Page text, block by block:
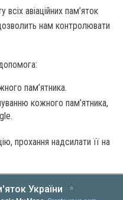
авіаційних пам’яток
нам контролювати
пам’ятника.
кожного пам’ятника,
прохання надсилати її на